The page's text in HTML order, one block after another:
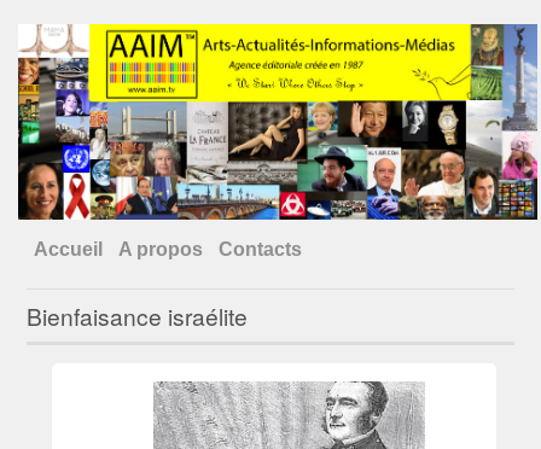
Accueil A propos Contacts
Bienfaisance israélite